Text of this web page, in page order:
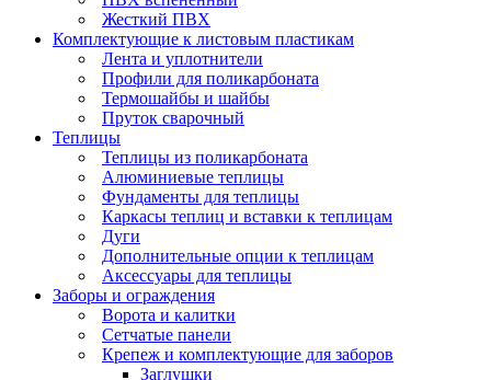
Жесткий ПВХ
Комплектующие к листовым пластикам
Лента и уплотнители
Профили для поликарбоната
Термошайбы и шайбы
Пруток сварочный
Теплицы
Теплицы из поликарбоната
Алюминиевые теплицы
Фундаменты для теплицы
Каркасы теплиц и вставки к теплицам
Дуги
Дополнительные опции к теплицам
Аксессуары для теплицы
Заборы и ограждения
Ворота и калитки
Сетчатые панели
Крепеж и комплектующие для заборов
Заглушки